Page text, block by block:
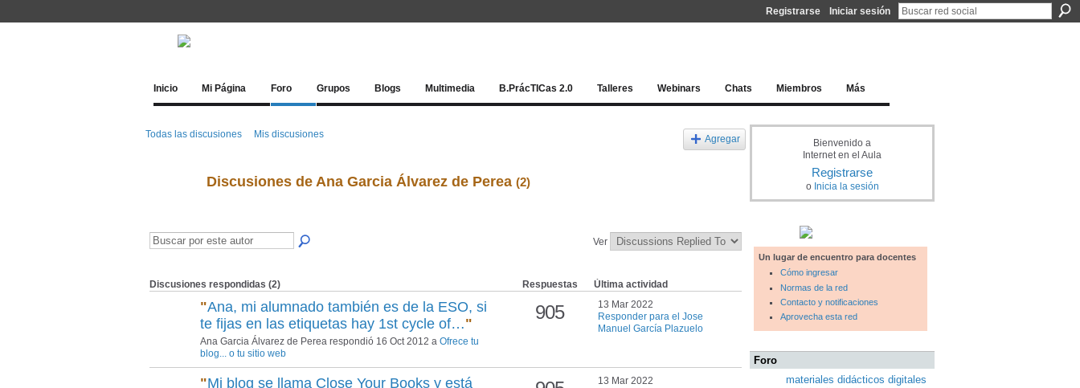
Registrarse Iniciar sesión
Inicio Mi Página Foro Grupos Blogs Multimedia B.PrácTICas 2.0 Talleres Webinars Chats Miembros Más
Todas las discusiones Mis discusiones Agregar
Discusiones de Ana Garcia Álvarez de Perea (2)
Ver
Discusiones respondidas (2) Respuestas Última actividad
"Ana, mi alumnado también es de la ESO, si
te fijas en las etiquetas hay 1st cycle of…"
Ana Garcia Álvarez de Perea respondió 16 Oct 2012 a Ofrece tu
blog... o tu sitio web
905
13 Mar 2022
Responder para el Jose
Manuel García Plazuelo
"Mi blog se llama Close Your Books y está
13 Mar 2022
Bienvenido a
Internet en el Aula
Registrarse
o Inicia la sesión
Un lugar de encuentro para docentes
Cómo ingresar
Normas de la red
Contacto y notificaciones
Aprovecha esta red
Foro
materiales didácticos digitales